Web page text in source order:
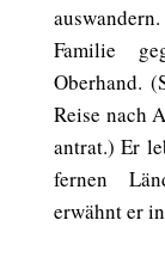
Familie
Oberhand.
Reise nach
antrat.) Er
fernen
erwähnt er